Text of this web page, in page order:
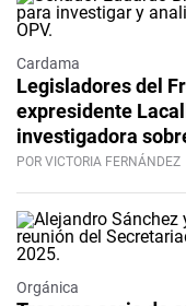
Cardama
Legisladores del
expresidente
investigadora
POR VICTORIA FERNÁNDEZ
Orgánica